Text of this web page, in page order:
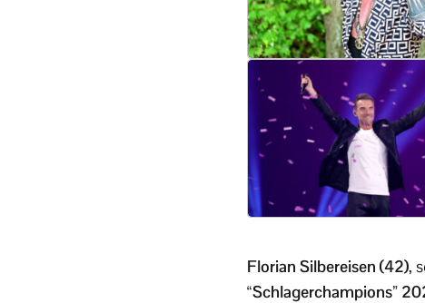
Florian Silbereisen (42),
“Schlagerchampions”